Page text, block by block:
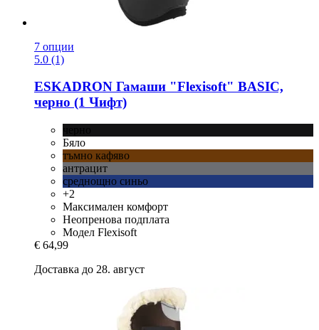
7 опции
5.0 (1)
ESKADRON Гамаши "Flexisoft" BASIC,
черно (1 Чифт)
Бяло
тъмно кафяво
антрацит
среднощно синьо
+2
Максимален комфорт
Неопренова подплата
Модел Flexisoft
€ 64,99
Доставка до 28. август